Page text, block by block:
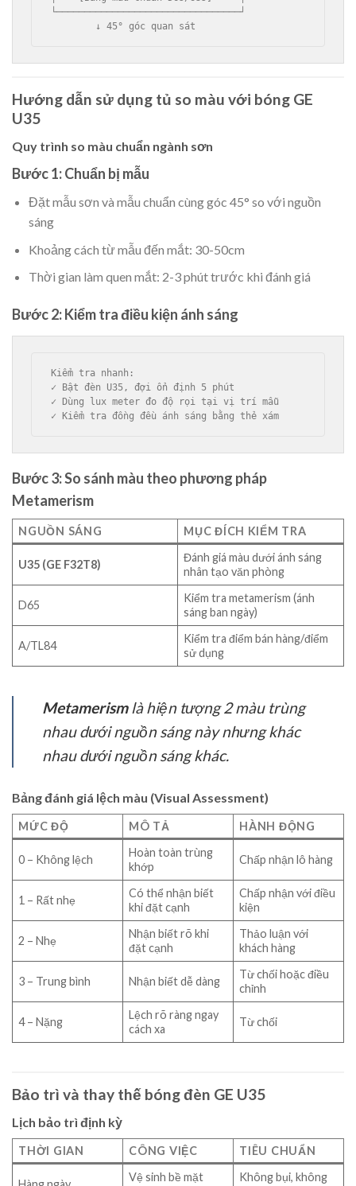
└─────────────────────────────────┘
Hướng dẫn sử dụng tủ so màu với bóng GE
U35
Quy trình so màu chuẩn ngành sơn
Bước 1: Chuẩn bị mẫu
Đặt mẫu sơn và mẫu chuẩn cùng góc 45° so với nguồn
sáng
Khoảng cách từ mẫu đến mắt: 30-50cm
Thời gian làm quen mắt: 2-3 phút trước khi đánh giá
Bước 2: Kiểm tra điều kiện ánh sáng
Kiểm tra nhanh:
✓ Bật đèn U35, đợi ổn định 5 phút
✓ Dùng lux meter đo độ rọi tại vị trí mẫu
Bước 3: So sánh màu theo phương pháp
Metamerism
NGUỒN SÁNG MỤC ĐÍCH KIỂM TRA
U35 (GE F32T8)
Đánh giá màu dưới ánh sáng
nhân tạo văn phòng
D65
Kiểm tra metamerism (ánh
sáng ban ngày)
A/TL84
Kiểm tra điểm bán hàng/điểm
sử dụng
Metamerismlà hiện tượng 2 màu trùng
nhau dưới nguồn sáng này nhưng khác
nhau dưới nguồn sáng khác.
Bảng đánh giá lệch màu (Visual Assessment)
MỨC ĐỘ MÔ TẢ HÀNH ĐỘNG
0 – Không lệch
Hoàn toàn trùng
khớp
Chấp nhận lô hàng
1 – Rất nhẹ
Có thể nhận biết
khi đặt cạnh
Chấp nhận với điều
kiện
2 – Nhẹ
Nhận biết rõ khi
đặt cạnh
Thảo luận với
khách hàng
3 – Trung bình Nhận biết dễ dàng
Từ chối hoặc điều
chỉnh
4 – Nặng
Lệch rõ ràng ngay
cách xa
Từ chối
Bảo trì và thay thế bóng đèn GE U35
Lịch bảo trì định kỳ
THỜI GIAN CÔNG VIỆC TIÊU CHUẨN
Vệ sinh bề mặt
Không bụi, không